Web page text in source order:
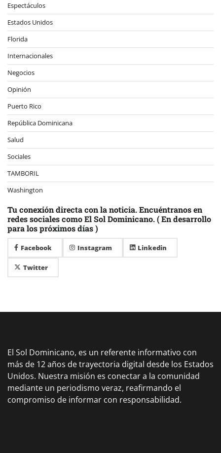
Espectáculos
Estados Unidos
Florida
Internacionales
Negocios
Opinión
Puerto Rico
República Dominicana
Salud
Sociales
TAMBORIL
Washington
Tu conexión directa con la noticia. Encuéntranos en
redes sociales como El Sol Dominicano. ( En desarrollo
para los próximos días )
Facebook Instagram Linkedin
Twitter
El Sol Dominicano, es un referente informativo con
más de 12 años de trayectoria digital desde los Estados
Unidos. Nuestra misión es conectar a la comunidad
mediante un periodismo veraz, reafirmando el
compromiso de informar con responsabilidad.